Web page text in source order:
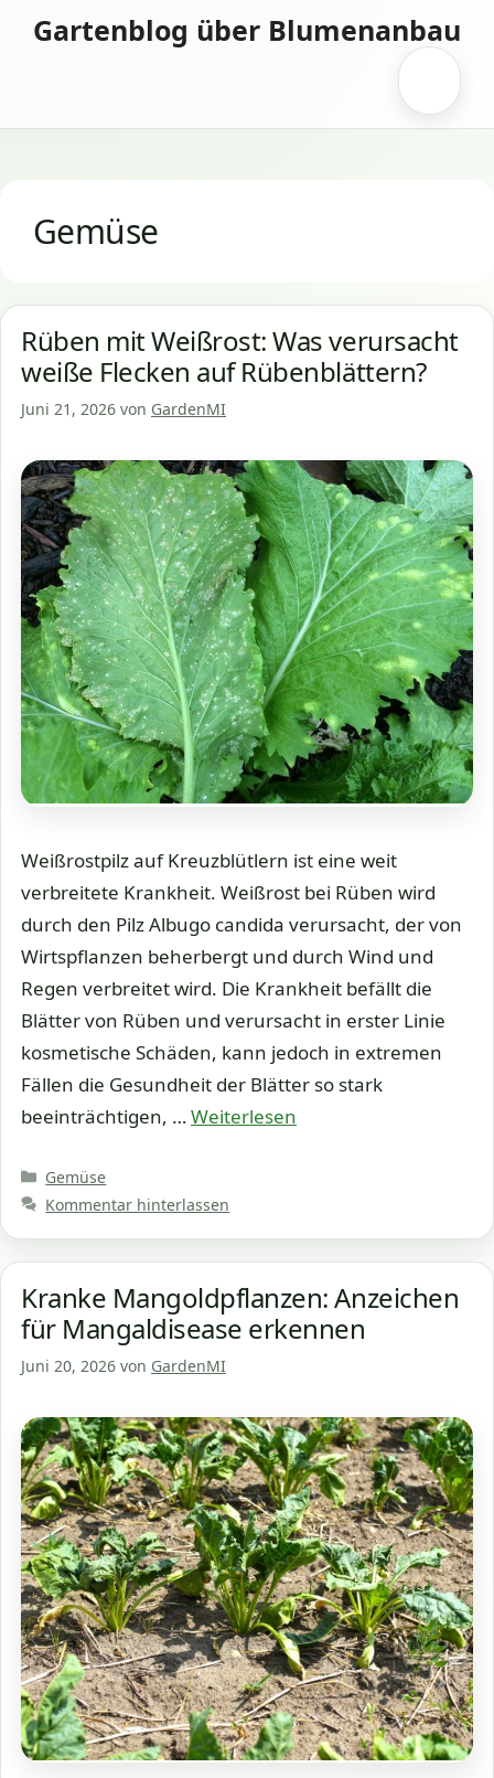
InhaltGartenblog über Blumenanbau
Gemüse
Rüben mit Weißrost: Was verursacht
weiße Flecken auf Rübenblättern?
Juni 21, 2026 von GardenMI
Weißrostpilz auf Kreuzblütlern ist eine weit
verbreitete Krankheit. Weißrost bei Rüben wird
durch den Pilz Albugo candida verursacht, der von
Wirtspflanzen beherbergt und durch Wind und
Regen verbreitet wird. Die Krankheit befällt die
Blätter von Rüben und verursacht in erster Linie
kosmetische Schäden, kann jedoch in extremen
Fällen die Gesundheit der Blätter so stark
beeinträchtigen, …Weiterlesen
Kategorien
Gemüse
Kommentar hinterlassen
Kranke Mangoldpflanzen: Anzeichen
für Mangaldisease erkennen
Juni 20, 2026 von GardenMI